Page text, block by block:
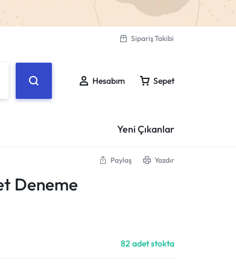
Sipariş Takibi
Hesabım
Giriş Yap
Sepet
Sepetiniz boş
Sign in to view products added.
Yeni Çıkanlar
Paylaş Yazdır
Deneme
82 adet stokta